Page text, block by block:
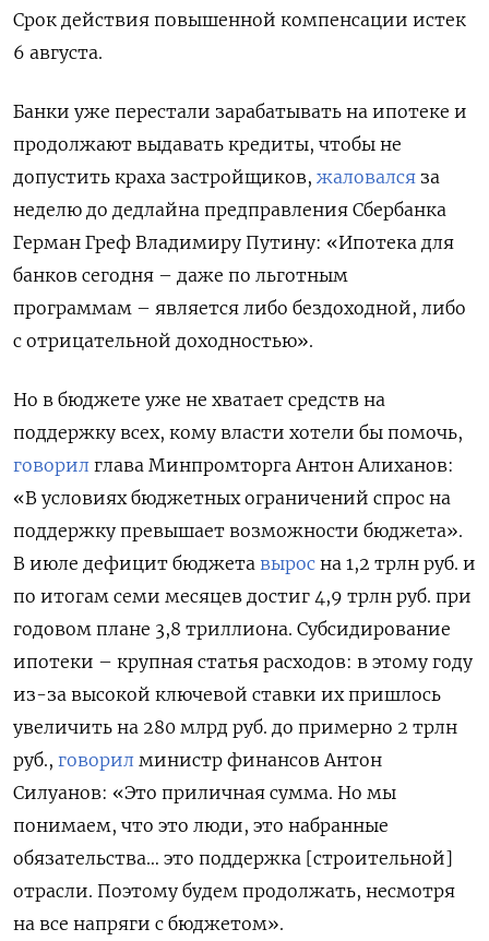
Срок действия повышенной компенсации истек
6 августа.
Банки уже перестали зарабатывать на ипотеке и
продолжают выдавать кредиты, чтобы не
допустить краха застройщиков, жаловался за
неделю до дедлайна предправления Сбербанка
Герман Греф Владимиру Путину: «Ипотека для
банков сегодня – даже по льготным
программам – является либо бездоходной, либо
с отрицательной доходностью».
Но в бюджете уже не хватает средств на
поддержку всех, кому власти хотели бы помочь,
говорил глава Минпромторга Антон Алиханов:
«В условиях бюджетных ограничений спрос на
поддержку превышает возможности бюджета».
В июле дефицит бюджета вырос на 1,2 трлн руб. и
по итогам семи месяцев достиг 4,9 трлн руб. при
годовом плане 3,8 триллиона. Субсидирование
ипотеки – крупная статья расходов: в этому году
из-за высокой ключевой ставки их пришлось
увеличить на 280 млрд руб. до примерно 2 трлн
руб., говорил министр финансов Антон
Силуанов: «Это приличная сумма. Но мы
понимаем, что это люди, это набранные
обязательства… это поддержка [строительной]
отрасли. Поэтому будем продолжать, несмотря
на все напряги с бюджетом».